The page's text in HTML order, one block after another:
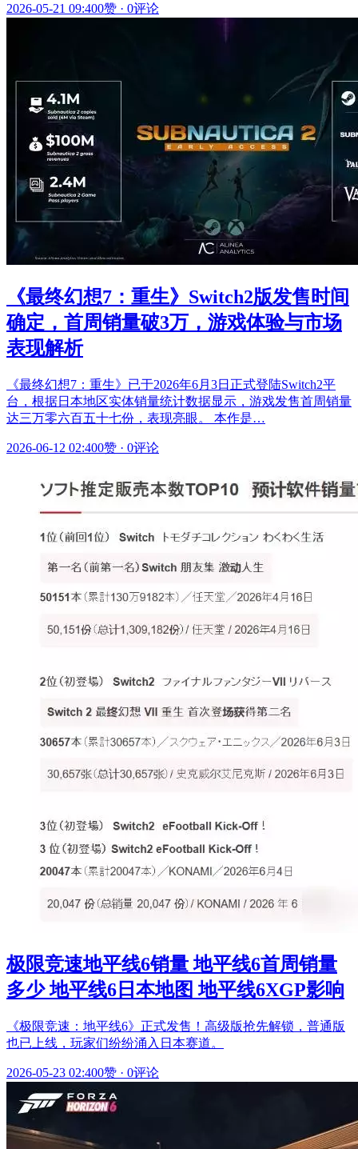
2026-05-21 09:400赞 · 0评论
《最终幻想7：重生》Switch2版发售时间
确定，首周销量破3万，游戏体验与市场
表现解析
《最终幻想7：重生》已于2026年6月3日正式登陆Switch2平
台，根据日本地区实体销量统计数据显示，游戏发售首周销量
达三万零六百五十七份，表现亮眼。 本作是…
2026-06-12 02:400赞 · 0评论
极限竞速地平线6销量 地平线6首周销量
多少 地平线6日本地图 地平线6XGP影响
《极限竞速：地平线6》正式发售！高级版抢先解锁，普通版
也已上线，玩家们纷纷涌入日本赛道。
2026-05-23 02:400赞 · 0评论